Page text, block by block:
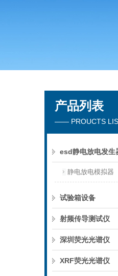
深圳市楚英豪科技有限
产品列表
—— PROUCTS
esd静电放电发生
静电放电模拟器
试验箱设备
射频传导测试仪
深圳荧光光谱仪
XRF荧光光谱仪